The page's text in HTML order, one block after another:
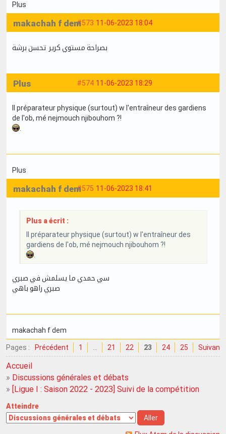
Plus
#573 11-06-2023 18:04
makachah f dem
بصراحة مستوي كرير تحسن برشة
#574 11-06-2023 18:29
Plus
Il préparateur physique (surtout) w l'entraîneur des gardiens
de l'ob, mé nejmouch njibouhom ?!
Plus
#575 11-06-2023 18:41
makachah f dem
Plus a écrit :
Il préparateur physique (surtout) w l'entraîneur des
gardiens de l'ob, mé nejmouch njibouhom ?!
.
سي حمدي ما يسلمش في صبري
صبري راهو باهي
makachah f dem
Pages : Précédent 1 21 22 23 24 25 Suivant
Accueil
» Discussions générales et débats
» [Ligue I : Saison 2022 - 2023] Suivi de la compétition
Atteindre